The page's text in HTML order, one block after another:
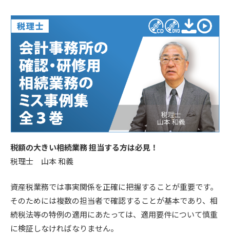
税額の大きい相続業務 担当する方は必見！
税理士 山本 和義
資産税業務では事実関係を正確に把握することが重要です。
そのためには複数の担当者で確認することが基本であり、相
続税法等の特例の適用にあたっては、適用要件について慎重
に検証しなければなりません。